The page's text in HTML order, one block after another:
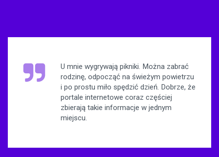
U mnie wygrywają pikniki. Można zabrać
rodzinę, odpocząć na świeżym powietrzu
i po prostu miło spędzić dzień. Dobrze, że
portale internetowe coraz częściej
zbierają takie informacje w jednym
miejscu.